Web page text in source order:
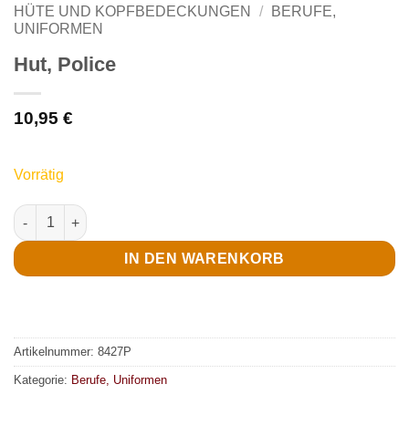
HÜTE UND KOPFBEDECKUNGEN /
BERUFE,
UNIFORMEN
Hut, Police
10,95 €
Vorrätig
Hut, Police Menge
IN DEN WARENKORB
Artikelnummer: 8427P
Kategorie: Berufe, Uniformen